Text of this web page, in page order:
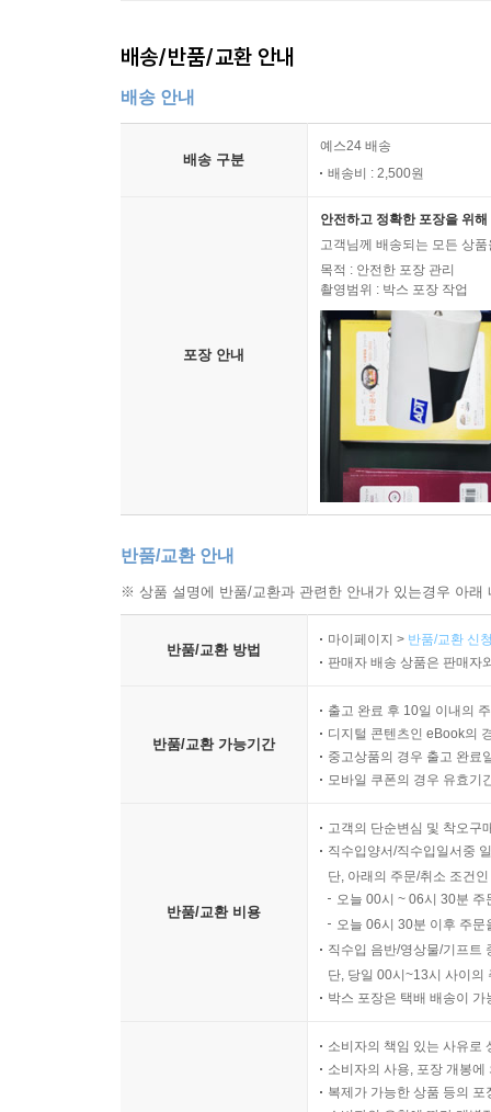
배송/반품/교환 안내
배송 안내
배송 구분
예스24 배송
배송비 : 2,500원
포장 안내
안전하고 정확한 포장을 위
고객님께 배송되는 모든 상
목적 : 안전한 포장 관리
촬영범위 : 박스 포장 작업
반품/교환 안내
※ 상품 설명에 반품/교환과 관련한 안내가 있는경우 아
반품/교환 방법
마이페이지 > 반품/교환 신
판매자 배송 상품은 판매자
반품/교환 가능기간
출고 완료 후 10일 이내의
디지털 콘텐츠인 eBook의
중고상품의 경우 출고 완료
모바일 쿠폰의 경우 유효기
반품/교환 비용
고객의 단순변심 및 착오구
직수입양서/직수입일서중
단, 아래의 주문/취소 조건
오늘 00시 ~ 06시 30분
오늘 06시 30분 이후 주
직수입 음반/영상물/기프트
단, 당일 00시~13시 사이의
박스 포장은 택배 배송이
소비자의 책임 있는 사유로
소비자의 사용, 포장 개봉
복제가 가능한 상품 등의